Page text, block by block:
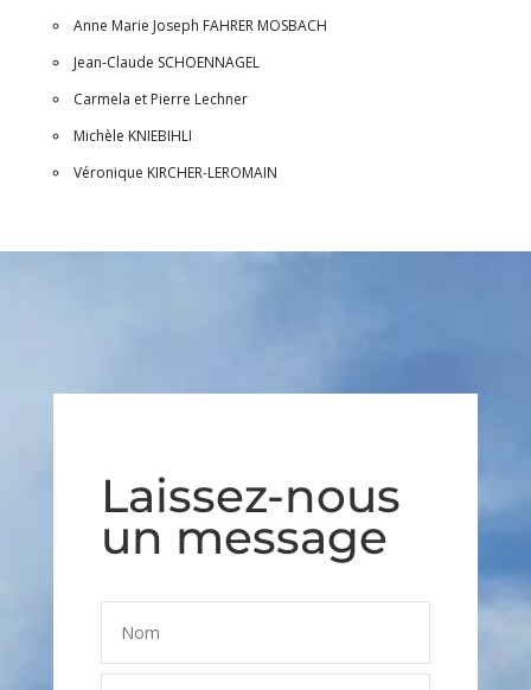
Anne Marie Joseph FAHRER MOSBACH
Jean-Claude SCHOENNAGEL
Carmela et Pierre Lechner
Michèle KNIEBIHLI
Véronique KIRCHER-LEROMAIN
Laissez-nous
un message